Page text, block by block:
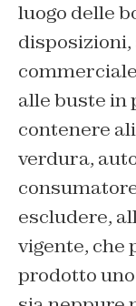
luogo delle
disposizioni,
alle buste in
contenere
verdura,
escludere,
vigente, che
prodotto